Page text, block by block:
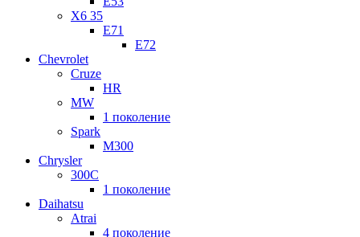
X6 35
E71
E72
Chevrolet
Cruze
HR
MW
1 поколение
Spark
M300
Chrysler
300C
1 поколение
Daihatsu
Atrai
4 поколение